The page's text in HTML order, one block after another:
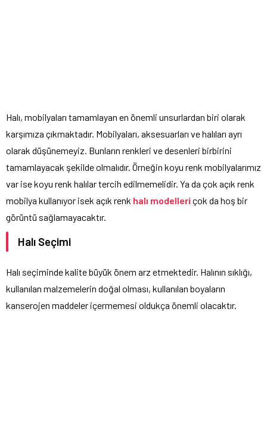
Halı, mobilyaları tamamlayan en önemli unsurlardan biri olarak
karşımıza çıkmaktadır. Mobilyaları, aksesuarları ve halıları ayrı
olarak düşünemeyiz. Bunların renkleri ve desenleri birbirini
tamamlayacak şekilde olmalıdır. Örneğin koyu renk mobilyalarımız
var ise koyu renk halılar tercih edilmemelidir. Ya da çok açık renk
mobilya kullanıyor isek açık renk halı modelleri çok da hoş bir
görüntü sağlamayacaktır.
Halı Seçimi
Halı seçiminde kalite büyük önem arz etmektedir. Halının sıklığı,
kullanılan malzemelerin doğal olması, kullanılan boyaların
kanserojen maddeler içermemesi oldukça önemli olacaktır.